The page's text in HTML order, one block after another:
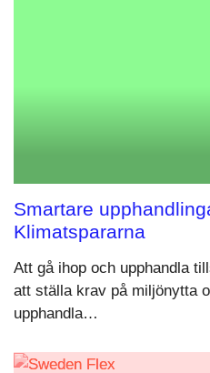
Smartare
Klimatspararna
Att gå ihop och upphandla
att ställa krav på miljönytta
upphandla…